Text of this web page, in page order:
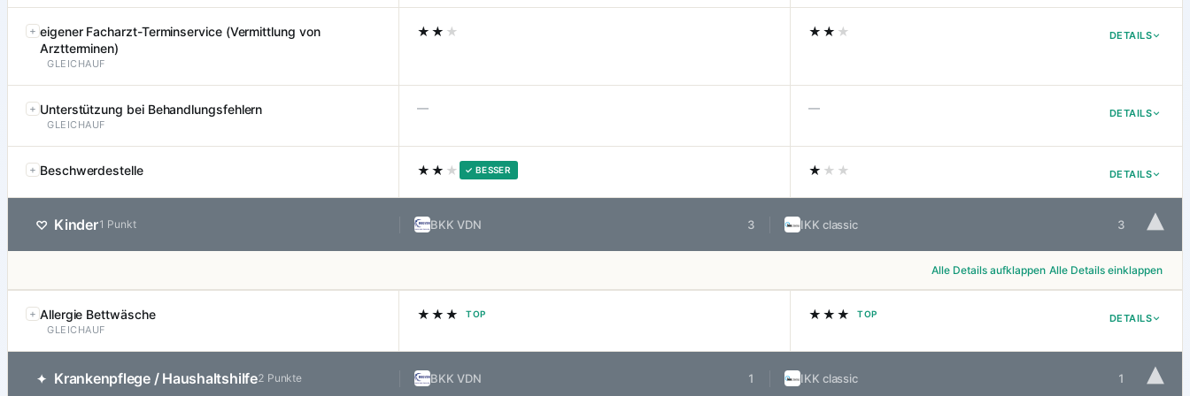
DETAILS
eigener Facharzt-Terminservice (Vermittlung von
Arztterminen)
GLEICHAUF
★★ ★ ★★ ★
DETAILS
Unterstützung bei Behandlungsfehlern
GLEICHAUF
— —
DETAILS
Beschwerdestelle ★★ ★ ✓ BESSER ★ ★★
♡ Kinder1 Punkt BKK VDN 3 IKK classic 3 ▾
Alle Details aufklappen Alle Details einklappen
DETAILS
Allergie Bettwäsche
GLEICHAUF
★★★ TOP ★★★ TOP
✦ Krankenpflege / Haushaltshilfe2 Punkte BKK VDN 1 IKK classic 1 ▾